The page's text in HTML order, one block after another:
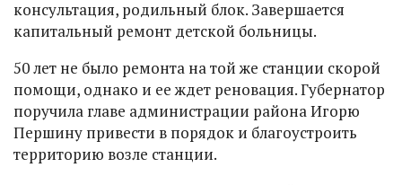
консультация, родильный блок. Завершается
капитальный ремонт детской больницы.
50 лет не было ремонта на той же станции скорой
помощи, однако и ее ждет реновация. Губернатор
поручила главе администрации района Игорю
Першину привести в порядок и благоустроить
территорию возле станции.